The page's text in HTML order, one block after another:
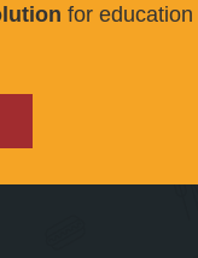
for education